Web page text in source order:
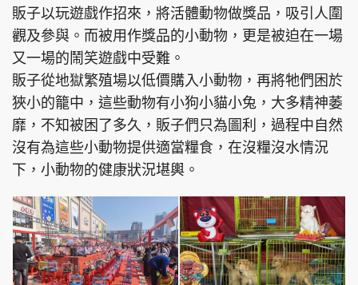
販子以玩遊戲作招來，將活體動物做獎品，吸引人圍
觀及參與。而被用作獎品的小動物，更是被迫在一場
又一場的鬧笑遊戲中受難。
販子從地獄繁殖場以低價購入小動物，再將牠們困於
狹小的籠中，這些動物有小狗小貓小兔，大多精神萎
靡，不知被困了多久，販子們只為圖利，過程中自然
沒有為這些小動物提供適當糧食，在沒糧沒水情況
下，小動物的健康狀況堪輿。